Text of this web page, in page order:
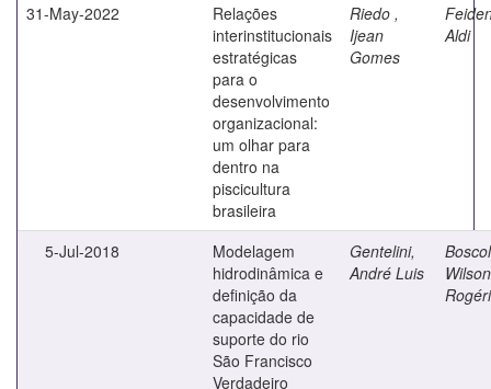
31-May-2022
Relações
interinstitucionais
estratégicas
para o
desenvolvimento
organizacional:
um olhar para
dentro na
piscicultura
brasileira
Riedo ,
Ijean
Gomes
Aldi
5-Jul-2018
Modelagem
hidrodinâmica e
definição da
capacidade de
suporte do rio
São Francisco
Verdadeiro
Gentelini,
André Luis
Wilson